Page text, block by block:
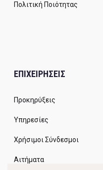
Πολιτική Ποιότητας
ΕΠΙΧΕΙΡΗΣΕΙΣ
Προκηρύξεις
Υπηρεσίες
Χρήσιμοι Σύνδεσμοι
Αιτήματα